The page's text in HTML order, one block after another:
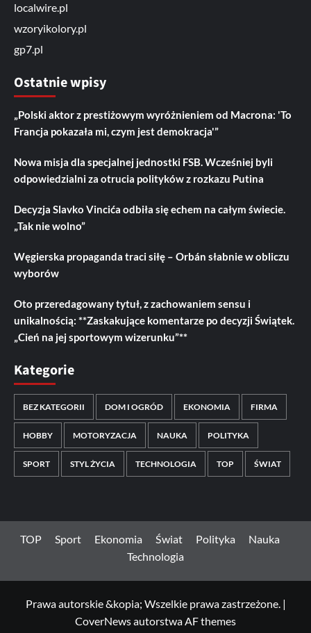
localwire.pl
wzoryikolory.pl
gp7.pl
Ostatnie wpisy
„Polski aktor z prestiżowym wyróżnieniem od Macrona: 'To
Francja pokazała mi, czym jest demokracja'”
Nowa misja dla specjalnej jednostki FSB. Wcześniej byli
odpowiedzialni za otrucia polityków z rozkazu Putina
Decyzja Slavko Vincića odbiła się echem na całym świecie.
„Tak nie wolno”
Węgierska propaganda traci siłę – Orbán słabnie w obliczu
wyborów
Oto przeredagowany tytuł, z zachowaniem sensu i
unikalnością: **Zaskakujące komentarze po decyzji Świątek.
„Cień na jej sportowym wizerunku”**
Kategorie
BEZ KATEGORII DOM I OGRÓD EKONOMIA FIRMA
HOBBY MOTORYZACJA NAUKA POLITYKA
SPORT STYL ŻYCIA TECHNOLOGIA TOP ŚWIAT
TOP Sport Ekonomia Świat Polityka
Nauka
Technologia
Prawa autorskie &kopia; Wszelkie prawa zastrzeżone. |
CoverNewsautorstwa AF themes